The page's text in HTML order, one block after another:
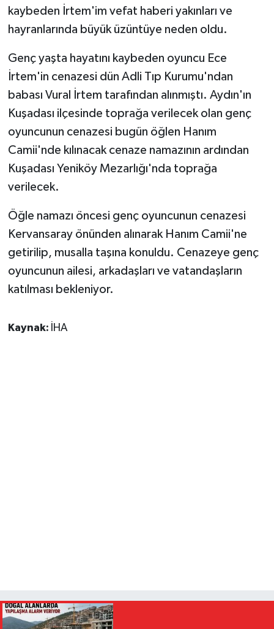
kaybeden İrtem'im vefat haberi yakınları ve
hayranlarında büyük üzüntüye neden oldu.
Genç yaşta hayatını kaybeden oyuncu Ece
İrtem'in cenazesi dün Adli Tıp Kurumu'ndan
babası Vural İrtem tarafından alınmıştı. Aydın'ın
Kuşadası ilçesinde toprağa verilecek olan genç
oyuncunun cenazesi bugün öğlen Hanım
Camii'nde kılınacak cenaze namazının ardından
Kuşadası Yeniköy Mezarlığı'nda toprağa
verilecek.
Öğle namazı öncesi genç oyuncunun cenazesi
Kervansaray önünden alınarak Hanım Camii'ne
getirilip, musalla taşına konuldu. Cenazeye genç
oyuncunun ailesi, arkadaşları ve vatandaşların
katılması bekleniyor.
Kaynak: İHA